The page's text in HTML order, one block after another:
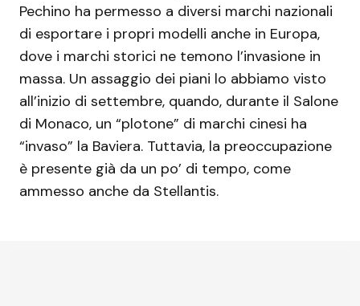
Pechino ha permesso a diversi marchi nazionali
di esportare i propri modelli anche in Europa,
dove i marchi storici ne temono l’invasione in
massa. Un assaggio dei piani lo abbiamo visto
all’inizio di settembre, quando, durante il Salone
di Monaco, un “plotone” di marchi cinesi ha
“invaso” la Baviera. Tuttavia, la preoccupazione
è presente già da un po’ di tempo, come
ammesso anche da Stellantis.